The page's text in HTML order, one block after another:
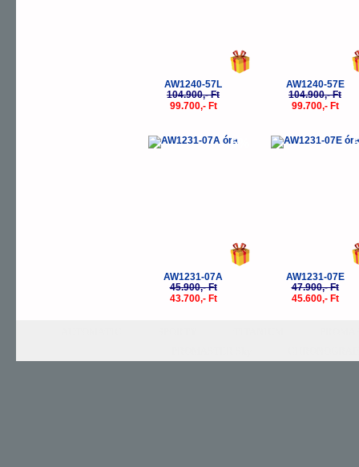
AW1240-57L
104.900,- Ft
99.700,- Ft
AW1240-57E
104.900,- Ft
99.700,- Ft
-5%
AW1231-07A
45.900,- Ft
43.700,- Ft
-
AW1231-07E
47.900,- Ft
45.600,- Ft